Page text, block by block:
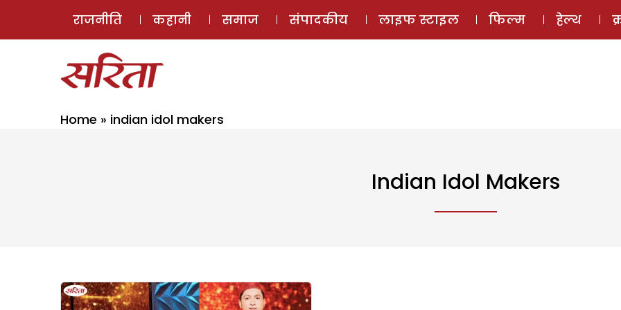
ई-मैगज़ीन
राजनीति कहानी समाज संपादकीय लाइफ स्टाइल फिल्म हेल्थ
Home » indian idol makers
Indian Idol Makers